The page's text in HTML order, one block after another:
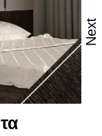
το
Next